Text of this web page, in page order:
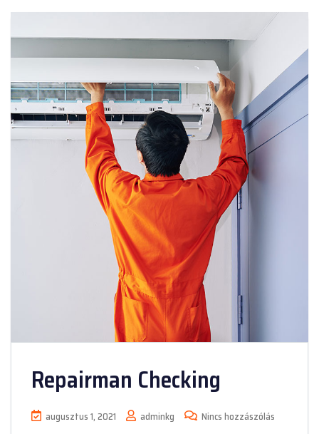
Repairman Checking
augusztus 1, 2021 adminkg Nincs hozzászólás